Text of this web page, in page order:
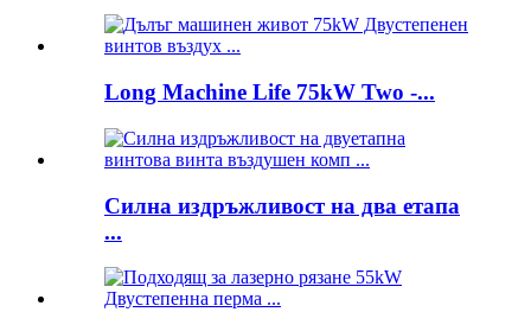
Long Machine Life 75kW Two -...
Силна издръжливост на два етапа
...